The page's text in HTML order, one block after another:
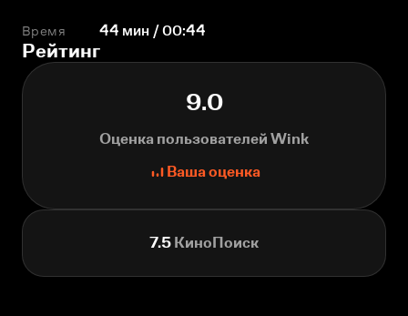
Время 44 мин / 00:44
Рейтинг
9.0
Оценка пользователей Wink
Ваша оценка
7.5 КиноПоиск